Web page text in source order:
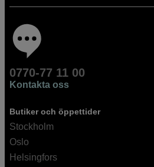
0770-77 11 00
Kontakta oss
Butiker och öppettider
Stockholm
Oslo
Helsingfors